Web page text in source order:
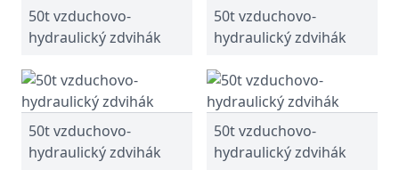
50t vzduchovo-
hydraulický zdvihák
50t vzduchovo-
hydraulický zdvihák
50t vzduchovo-
hydraulický zdvihák
50t vzduchovo-
hydraulický zdvihák